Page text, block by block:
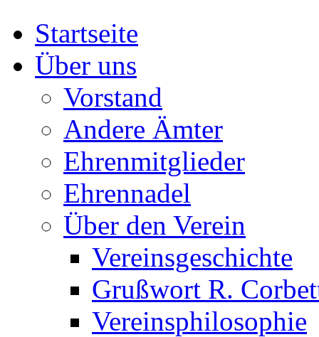
Startseite
Über uns
Vorstand
Andere Ämter
Ehrenmitglieder
Ehrennadel
Über den Verein
Vereinsgeschichte
Grußwort R.
Vereinsphilosophie